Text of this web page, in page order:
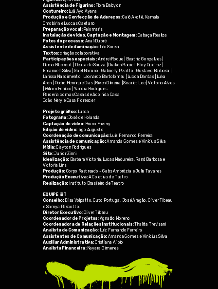
Assistência de Figurino:Flora Babylon
Costureiro: Luã Ayo Ayana
Produção e Confecção de Adereços:Caiô Akotê, Kamala
Omobirin e Luccas Caetano
Preparação vocal:Palomaris
Instalação de vídeo, Captação e Montagem:Cabaça Realiza
Fotos do processo:Anali Dupré
Assistente de iluminação:Léo Sousa
Textos:criação colaborativa
Participações especiais :Andrei Roque | Beatriz Gonçalves |
Dama Blackout | Deusa de Souza | Draken Maciel | Elloy Queiroz |
Emanuelli Silva | Gael Mariano | Gabrielly Pizatto | Gustavo Barbosa |
Larissa Nascimento | Leonardo Bartolomeu | Lucca Dantas | Luka
Aron | Pedro Henrique Dias | Riven Oliveira | Scarlet Lee | Victoria Alves
| Wiliam Fenício | Yandra Rodrigues
Parceria com as Casas de Acolhida Casa
João Nery e Casa Florescer
Projeto gráfico: Lusca
Fotografia:José de Holanda
Captação de vídeo: Bruno Favery
Edição de vídeo:Iago Augusto
Coordenação de comunicação:Luiz Fernando Ferreira
Assistência de comunicação:Amanda Gomes e Vinícius Silva
Mídia:Clayton Rodrigues
Site:Junior Zinni
Idealização:Barbara Victoria, Lucas Madureira, Rand Barbosa e
Victoria Lins
Produção:Corpo Rastreado - Gabs Ambròzia e Julia Tavares
Produção Executiva:A Coletiva de Teatro
Realização:Instituto Brasileiro de Teatro
EQUIPE iBT
Conselho: Elisa Volpatto, Guto Portugal, José Aragão, Oliver Tibeau
e Samya Pascotto.
Diretor Executivo:Oliver Tibeau
Coordenador de Projetos:Agnaldo Moreno
Coordenadora de Relações Institucionais:Thalita Trevisani
Analista de Comunicação:Luiz Fernando Ferreira
Assistentes de Comunicação:Amanda Gomes e Vinícius Silva
Auxiliar Administrativa:Cristiana Alipio
Analista Financeira:Nayara Gimenes